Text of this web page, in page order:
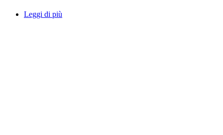
Leggi di più